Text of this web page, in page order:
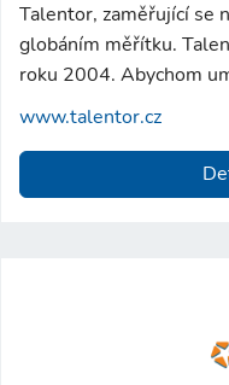
Talentor, zaměřující se
globáním měřítku.
roku 2004. Abychom
www.talentor.cz